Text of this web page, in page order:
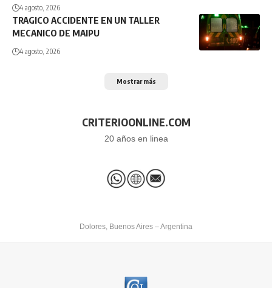
4 agosto, 2026
TRAGICO ACCIDENTE EN UN TALLER
MECANICO DE MAIPU
4 agosto, 2026
Mostrar más
CRITERIOONLINE.COM
20 años en linea
Dolores, Buenos Aires – Argentina